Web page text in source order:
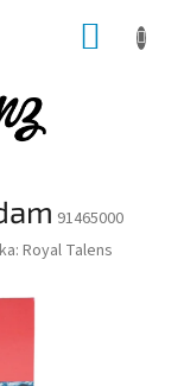
91465000
Royal Talens